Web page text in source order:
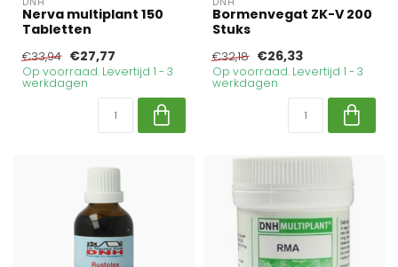
Nerva multiplant 150
Tabletten
€33,94 €27,77
Op voorraad. Levertijd 1 - 3
werkdagen
Bormenvegat ZK-V 200
Stuks
€32,18 €26,33
Op voorraad. Levertijd 1 - 3
werkdagen